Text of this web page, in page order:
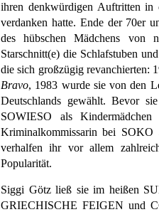
ihren denkwürdigen Auftritten
verdanken hatte. Ende der 70er
des hübschen Mädchens von
Starschnitt(e) die Schlafstuben
die sich großzügig revanchierten:
Bravo, 1983 wurde sie von den
Deutschlands gewählt. Bevor
SOWIESO als
Kriminalkommissarin bei SOKO
verhalfen ihr vor allem
Popularität.
Siggi Götz ließ sie im heißen
GRIECHISCHE FEIGEN und